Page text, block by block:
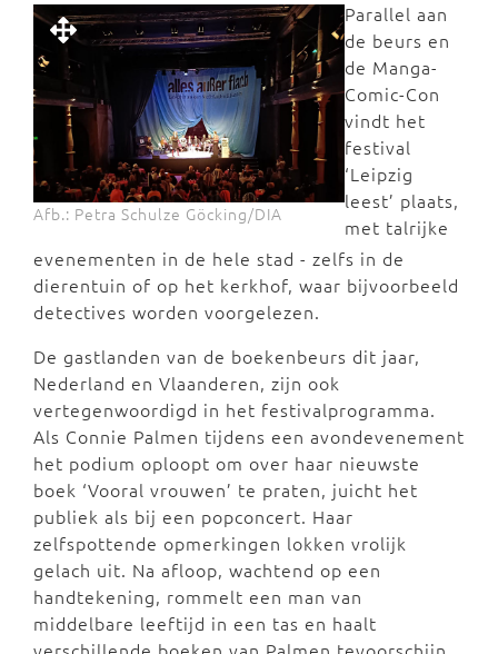
Afb.: Petra Schulze Göcking/DIA
Parallel aan
de beurs en
de Manga-
Comic-Con
vindt het
festival
‘Leipzig
leest’ plaats,
met talrijke
evenementen in de hele stad - zelfs in de
dierentuin of op het kerkhof, waar bijvoorbeeld
detectives worden voorgelezen.
De gastlanden van de boekenbeurs dit jaar,
Nederland en Vlaanderen, zijn ook
vertegenwoordigd in het festivalprogramma.
Als Connie Palmen tijdens een avondevenement
het podium oploopt om over haar nieuwste
boek ‘Vooral vrouwen’ te praten, juicht het
publiek als bij een popconcert. Haar
zelfspottende opmerkingen lokken vrolijk
gelach uit. Na afloop, wachtend op een
handtekening, rommelt een man van
middelbare leeftijd in een tas en haalt